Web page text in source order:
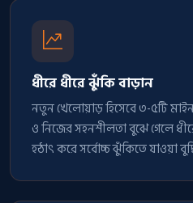
ধীরে ধীরে ঝুঁকি বাড়ান
নতুন খেলোয়াড় হিসেবে ৩-৫টি
ও নিজের সহনশীলতা বুঝে গেলে
হঠাৎ করে সর্বোচ্চ ঝুঁকিতে যাওয়া